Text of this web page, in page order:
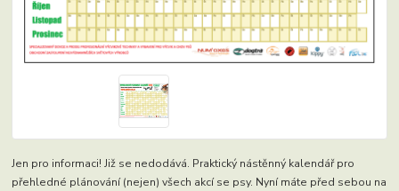
Jen pro informaci! Již se nedodává. Praktický nástěnný kalendář pro
přehledné plánování (nejen) všech akcí se psy. Nyní máte před sebou na